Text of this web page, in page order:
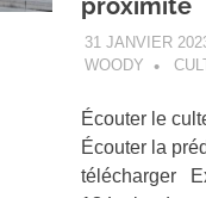
31 JANVIER
WOODY
Écouter le
Écouter la
télécharger